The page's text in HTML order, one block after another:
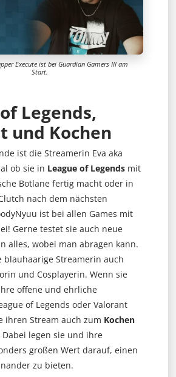
Execute ist bei Guardian Gamers III am
Start.
Legends,
und Kochen
ist die Streamerin Eva aka
ob sie in League of Legendsmit
Botlane fertig macht oder in
nach dem nächsten
ist bei allen Games mit
Gerne testet sie auch neue
alles, wobei man abragen kann.
blauhaarige Streamerin auch
und Cosplayerin. Wenn sie
offene und ehrliche
of Legends oder Valorant
ihren Stream auch zum Kochen
legen sie und ihre
großen Wert darauf, einen
zu bieten.